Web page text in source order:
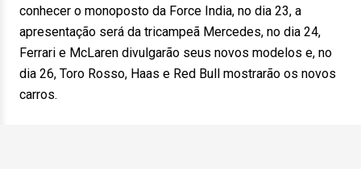
conhecer o monoposto da Force India, no dia 23, a
apresentação será da tricampeã Mercedes, no dia 24,
Ferrari e McLaren divulgarão seus novos modelos e, no
dia 26, Toro Rosso, Haas e Red Bull mostrarão os novos
carros.